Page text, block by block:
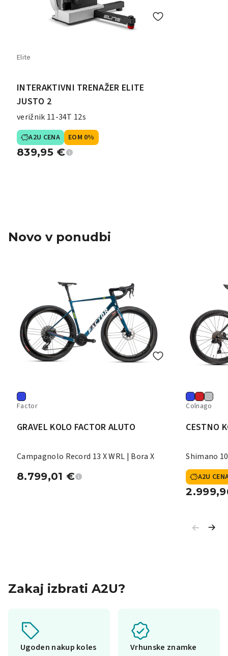
Elite
INTERAKTIVNI TRENAŽER ELITE
JUSTO 2
verižnik 11-34T 12s
A2U CENA EOM 0%
839,95 €
Novo v ponudbi
Factor
GRAVEL KOLO FACTOR ALUTO
Campagnolo Record 13 X WRL | Bora X
8.799,01 €
Colnago
CESTNO
Shimano
A2U
Zakaj izbrati A2U?
Ugoden nakup koles Vrhunske znamke